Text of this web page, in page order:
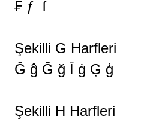
₣ ƒ ſ
Şekilli G Harfleri
Ĝ ĝ Ğ ğ Ī ġ Ģ ģ
Şekilli H Harfleri